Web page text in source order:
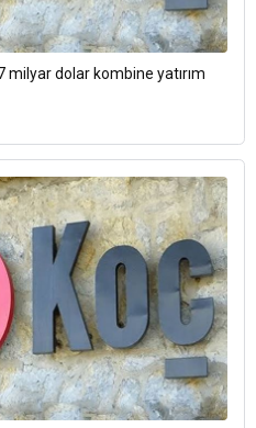
milyar dolar kombine yatırım